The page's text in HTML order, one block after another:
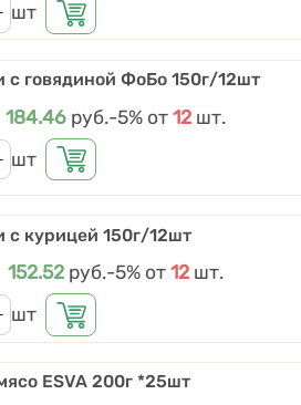
шт
с говядиной ФоБо 150г/12шт
Цена
184.46 руб.Скидки от количества
-5% от12 шт.
шт
с курицей 150г/12шт
Цена
152.52 руб.Скидки от количества
-5% от12 шт.
шт
ESVA 200г *25шт